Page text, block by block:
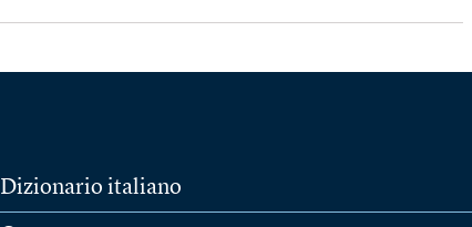
Dizionario italiano